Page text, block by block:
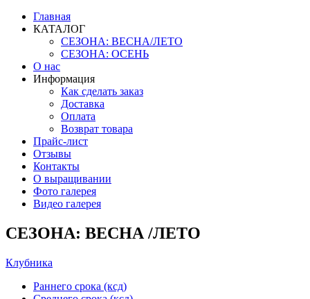
Главная
КАТАЛОГ
СЕЗОНА: ВЕСНА/ЛЕТО
СЕЗОНА: ОСЕНЬ
О нас
Информация
Как сделать заказ
Доставка
Оплата
Возврат товара
Прайс-лист
Отзывы
Контакты
О выращивании
Фото галерея
Видео галерея
СЕЗОНА: ВЕСНА /ЛЕТО
Клубника
Раннего срока (ксд)